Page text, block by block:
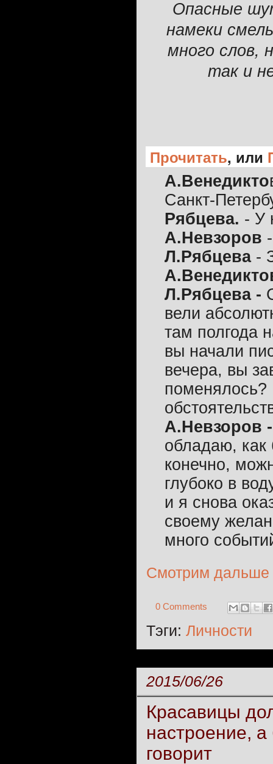
Опасные
намеки
много слов,
так и
Прочитать, или
А.Венедикто
Санкт-
Рябцева. - У
А.Невзоров
Л.Рябцева-
Л.Рябцева -
вели
там полгода
вы начали
вечера, вы
поменялось?
А.Невзоров
обладаю, как
конечно,
глубоко в
и я снова
своему
много
Смотрим
0 Comments
Тэги: Личности
2015/06/26
Красавицы
настроение,
говорит